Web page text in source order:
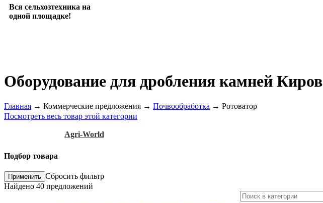
Вся сельхозтехника на
одной площадке!
Оборудование для дробления камней Киров
Главная → Коммерческие предложения → Почвообработка → Ротоватор
Посмотреть весь товар этой категории
Agri-World
Подбор товара
Сбросить фильтр
Найдено 40 предложений